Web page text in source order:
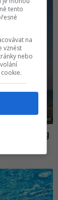
tento
na
vznést
nebo